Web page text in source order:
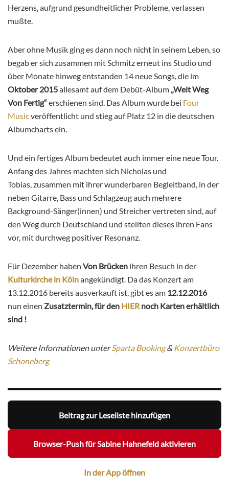
Herzens, aufgrund gesundheitlicher Probleme, verlassen
mußte.
Aber ohne Musik ging es dann noch nicht in seinem Leben, so
begab er sich zusammen mit Schmitz erneut ins Studio und
über Monate hinweg entstanden 14 neue Songs, die im
Oktober 2015allesamt auf dem Debüt-Album „Weit Weg
Von Fertig“erschienen sind. Das Album wurde bei Four
Musicveröffentlicht und stieg auf Platz 12 in die deutschen
Albumcharts ein.
Und ein fertiges Album bedeutet auch immer eine neue Tour.
Anfang des Jahres machten sich Nicholas und
Tobias, zusammen mit ihrer wunderbaren Begleitband, in der
neben Gitarre, Bass und Schlagzeug auch mehrere
Background-Sänger(innen) und Streicher vertreten sind, auf
den Weg durch Deutschland und stellten dieses ihren Fans
vor, mit durchweg positiver Resonanz.
Für Dezember haben Von Brücken ihren Besuch in der
Kulturkirche in Kölnangekündigt. Da das Konzert am
13.12.2016 bereits ausverkauft ist, gibt es am 12.12.2016
nun einen Zusatztermin, für den HIER noch Karten erhältlich
sind !
Weitere Informationen unterSparta Booking& Konzertbüro
Schoneberg
Beitrag zur Leseliste hinzufügen
Browser-Push für Sabine Hahnefeld aktivieren
In der App öffnen